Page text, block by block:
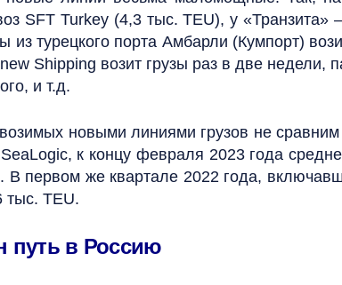
SFT Turkey (4,3 тыс. TEU), у
из турецкого порта Амбарли (Кумпорт)
Shipping возит грузы раз в две недели,
и т.д.
новыми линиями грузов не
к концу февраля 2023 года
В первом же квартале 2022 года,
TEU.
путь в Россию